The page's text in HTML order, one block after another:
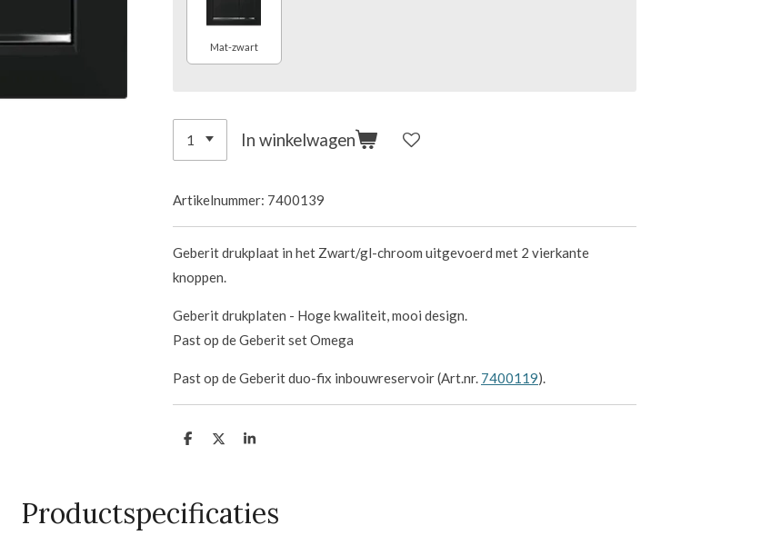
Mat-zwart
In winkelwagen
Artikelnummer: 7400139
Geberit drukplaat in het Zwart/gl-chroom uitgevoerd met 2 vierkante
knoppen.
Geberit drukplaten - Hoge kwaliteit, mooi design.
Past op de Geberit set Omega
Past op de Geberit duo-fix inbouwreservoir (Art.nr. 7400119).
D
D
S
Productspecificaties